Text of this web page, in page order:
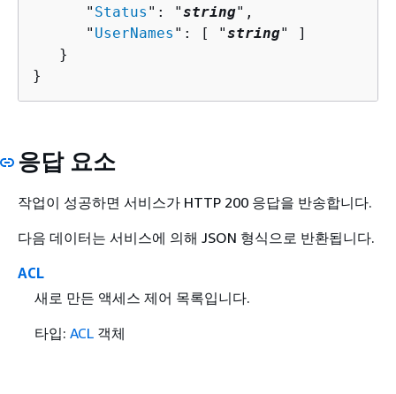
      "
Status ": "string",
      "
UserNames ": [ "string" ]
   }
}
응답 요소
작업이 성공하면 서비스가 HTTP 200 응답을 반송합니다.
다음 데이터는 서비스에 의해 JSON 형식으로 반환됩니다.
ACL
새로 만든 액세스 제어 목록입니다.
타입: ACL객체